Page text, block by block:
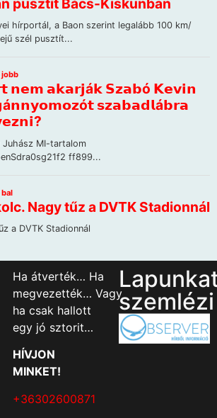
Ha átverték… Ha
megvezették… Vagy
ha csak hallott
egy jó sztorit…
HÍVJON
MINKET!
+36302600871
szemlézi